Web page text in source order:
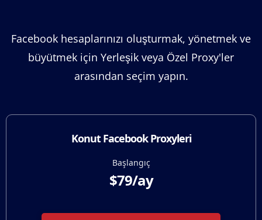
Facebook hesaplarınızı oluşturmak, yönetmek ve
büyütmek için Yerleşik veya Özel Proxy'ler
arasından seçim yapın.
Konut Facebook Proxyleri
Başlangıç
$79/ay